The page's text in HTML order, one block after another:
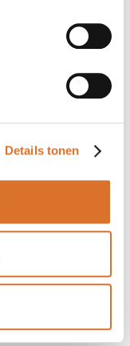
Details tonen